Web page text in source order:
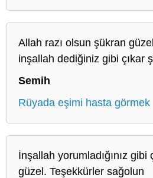
Allah razı olsun şükran
inşallah dediğiniz gibi çıkar
Semih
Rüyada eşimi hasta görmek
İnşallah yorumladığınız gibi
güzel. Teşekkürler sağolun